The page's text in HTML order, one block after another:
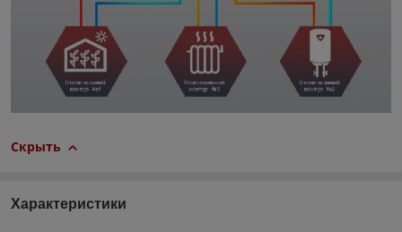
Скрыть
Характеристики